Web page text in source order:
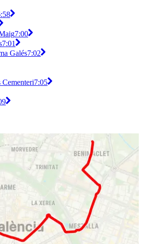
7:00
7:01
Galés7:02
Cementeri7:05